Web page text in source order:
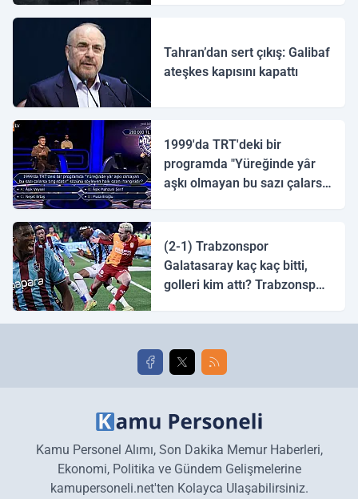
Tahran’dan sert çıkış: Galibaf
ateşkes kapısını kapattı
1999'da TRT'deki bir
programda "Yüreğinde yâr
aşkı olmayan bu sazı çalarsa
(2-1) Trabzonspor
Galatasaray kaç kaç bitti,
golleri kim attı? Trabzonspor
golleri!
Kamu Personel Alımı, Son Dakika Memur Haberleri,
Ekonomi, Politika ve Gündem Gelişmelerine
kamupersoneli.net'ten Kolayca Ulaşabilirsiniz.